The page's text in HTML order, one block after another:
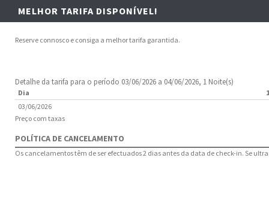
MELHOR TARIFA DISPONÍVEL!
Reserve connosco e consiga a melhor tarifa garantida.
Detalhe da tarifa para o período 03/06/2026 a 04/06/2026, 1 Noite(s)
Dia
03/06/2026
Preço com taxas
POLÍTICA DE CANCELAMENTO
Os cancelamentos têm de ser efectuados 2 dias antes da data de check-in. Se